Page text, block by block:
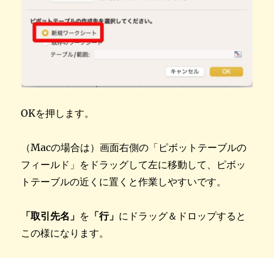
OKを押します。
（Macの場合は）画面右側の「ピボットテーブルの
フィールド」をドラッグして左に移動して、ピボッ
トテーブルの近くに置くと作業しやすいです。
「取引先名」 を 「行」 にドラッグ＆ドロップすると
この様になります。